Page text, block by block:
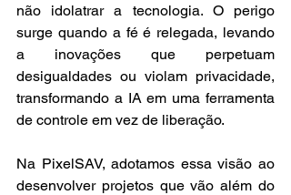
não idolatrar a tecnologia. O perigo
surge quando a fé é relegada, levando
a inovações que perpetuam
desigualdades ou violam privacidade,
transformando a IA em uma ferramenta
de controle em vez de liberação.
Na PixelSAV, adotamos essa visão ao
desenvolver projetos que vão além do